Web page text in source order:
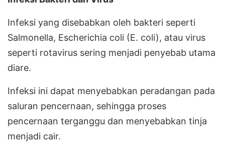
Infeksi yang disebabkan oleh bakteri seperti
Salmonella, Escherichia coli (E. coli), atau virus
seperti rotavirus sering menjadi penyebab utama
diare.
Infeksi ini dapat menyebabkan peradangan pada
saluran pencernaan, sehingga proses
pencernaan terganggu dan menyebabkan tinja
menjadi cair.